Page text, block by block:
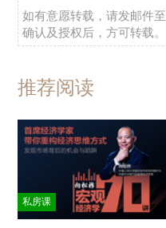
如有意愿转载，请发邮件至
确认及授权后，方可转载。
推荐阅读
私房课